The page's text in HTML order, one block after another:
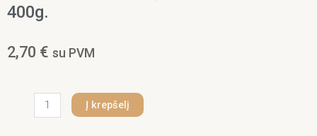
400g.
2,70 € su PVM
produkto
Į krepšelį